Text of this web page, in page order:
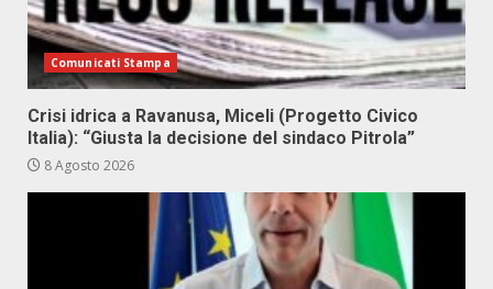
Comunicati Stampa
Crisi idrica a Ravanusa, Miceli (Progetto Civico
Italia): “Giusta la decisione del sindaco Pitrola”
8 Agosto 2026